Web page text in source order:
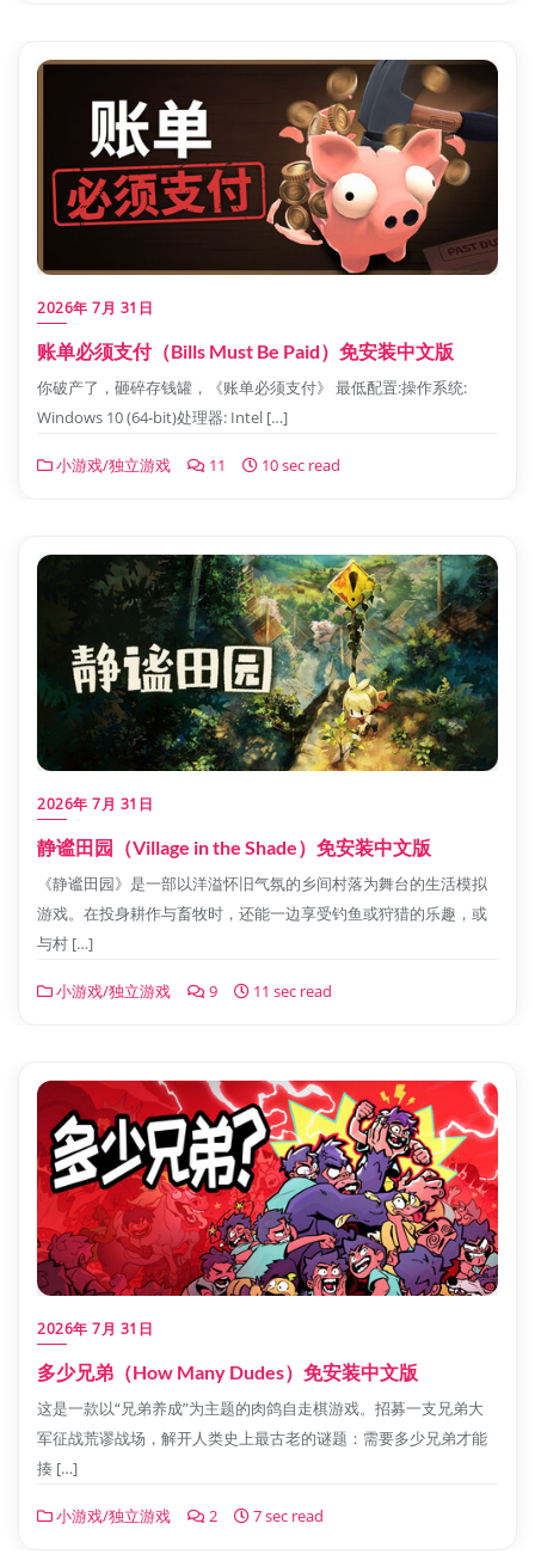
2026年 7月 31日
账单必须支付（Bills Must Be Paid）免安装中文版
你破产了，砸碎存钱罐，《账单必须支付》 最低配置:操作系统:
Windows 10 (64-bit)处理器: Intel […]
小游戏/独立游戏 11 10 sec read
2026年 7月 31日
静谧田园（Village in the Shade）免安装中文版
《静谧田园》是一部以洋溢怀旧气氛的乡间村落为舞台的生活模拟
游戏。在投身耕作与畜牧时，还能一边享受钓鱼或狩猎的乐趣，或
与村 […]
小游戏/独立游戏 9 11 sec read
2026年 7月 31日
多少兄弟（How Many Dudes）免安装中文版
这是一款以“兄弟养成”为主题的肉鸽自走棋游戏。招募一支兄弟大
军征战荒谬战场，解开人类史上最古老的谜题：需要多少兄弟才能
揍 […]
小游戏/独立游戏 2 7 sec read